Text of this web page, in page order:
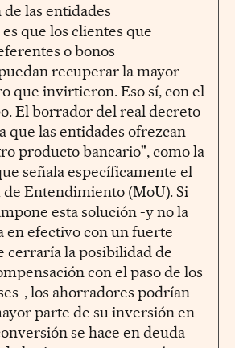
las entidades
que los clientes que
o bonos
recuperar la mayor
que invirtieron. Eso sí, con el
El borrador del real decreto
que las entidades ofrezcan
producto bancario", como la
señala específicamente el
Entendimiento (MoU). Si
esta solución -y no la
en efectivo con un fuerte
cerraría la posibilidad de
con el paso de los
, los ahorradores podrían
parte de su inversión en
se hace en deuda